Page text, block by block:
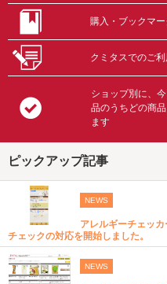
購入・ブックマ
クミタスでのご
ショップ別に、
品のうちどの商
ます
ピックアップ記事
NEWS
アレルギーチェッ
チェックの対応を開始しました。
NEWS